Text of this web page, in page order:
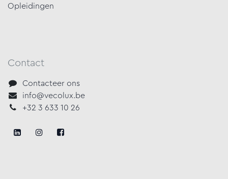
Opleidingen
Contact
Contacteer ons
info@vecolux.be
+32 3 633 10 26